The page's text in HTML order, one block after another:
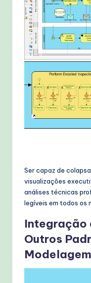
Ser capaz de
visualizações
análises técnicas
legíveis em todos os
Integração
Outros
Modelagem